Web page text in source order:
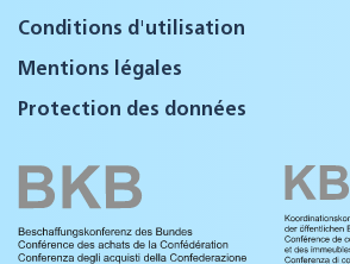
Conditions d'utilisation
Mentions légales
Protection des données